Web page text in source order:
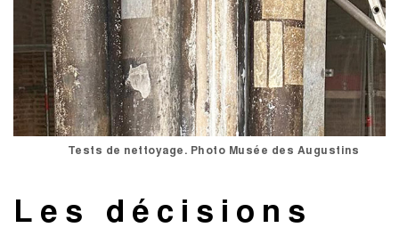
Tests de nettoyage. Photo Musée des Augustins
Les décisions